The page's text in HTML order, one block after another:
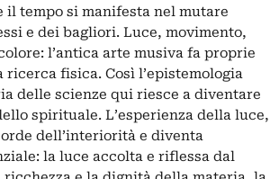
il tempo si manifesta nel mutare
e dei bagliori. Luce, movimento,
l’antica arte musiva fa proprie
ricerca fisica. Così l’epistemologia
delle scienze qui riesce a diventare
spirituale. L’esperienza della luce,
dell’interiorità e diventa
la luce accolta e riflessa dal